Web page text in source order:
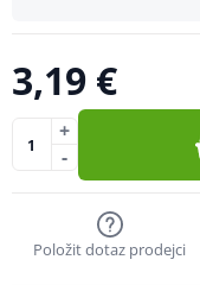
3,19 €
-
+
Položit dotaz prodejci